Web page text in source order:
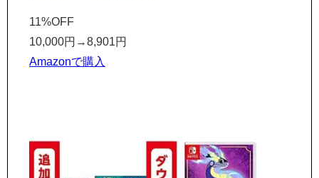
11%OFF
10,000円 →8,901円
Amazonで購入